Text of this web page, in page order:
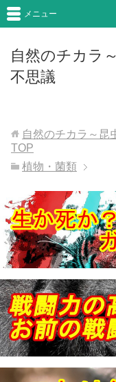
自然のチカラ
不思議
メニュー
自然のチカラ～昆
TOP
植物・菌類